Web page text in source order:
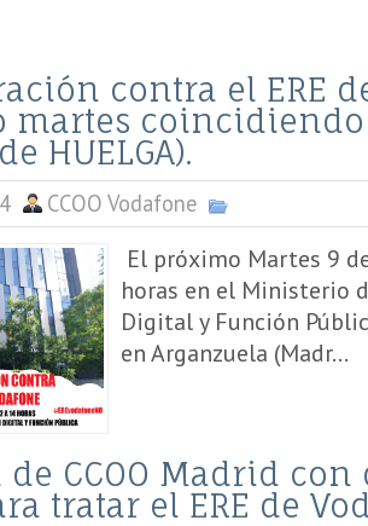
contra el ERE
martes
HUELGA).
CCOO Vodafone
El próximo Martes 9
horas en el Ministerio
Digital y Función
en Arganzuela (Madr...
CCOO Madrid
tratar el ERE de